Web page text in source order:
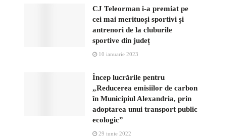
CJ Teleorman i-a premiat pe
cei mai merituoși sportivi și
antrenori de la cluburile
sportive din județ
10 ianuarie 2023
Încep lucrările pentru
„Reducerea emisiilor de carbon
în Municipiul Alexandria, prin
adoptarea unui transport public
ecologic”
29 iunie 2022